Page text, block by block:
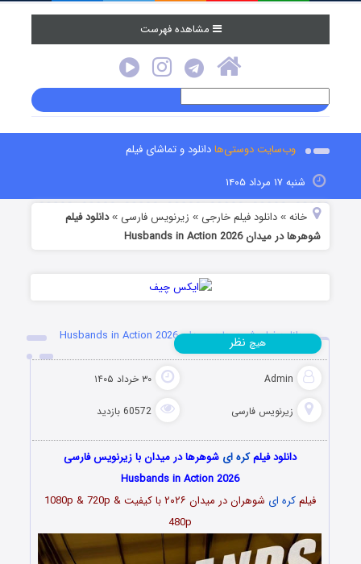
مشاهده فهرست
وب‌سایت دوستی‌هادانلود و تماشای فیلم
شنبه ۱۷ مرداد ۱۴۰۵
خانه »دانلود فیلم خارجی » زیرنویس فارسی »دانلود فیلم
شوهرها در میدان Husbands in Action 2026
دانلود فیلم شوهرها در میدان Husbands in Action 2026
Admin ۳۰ خرداد ۱۴۰۵
زیرنویس فارسی 60572 بازدید
هیچ نظر
دانلود فیلمکره ای شوهرها در میدان با زیرنویس فارسی
Husbands in Action 2026
فیلمکره ای شوهران در میدان ۲۰۲۶
با کیفیت 1080p & 720p &
480p